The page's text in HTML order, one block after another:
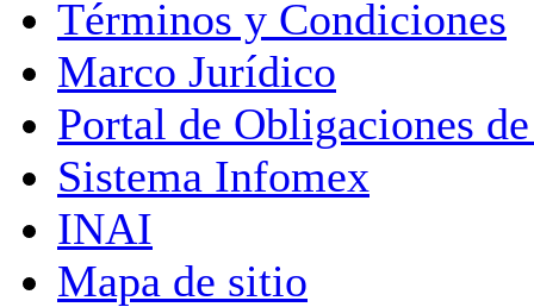
Términos y Condiciones
Marco Jurídico
Portal de Obligaciones
Sistema Infomex
INAI
Mapa de sitio